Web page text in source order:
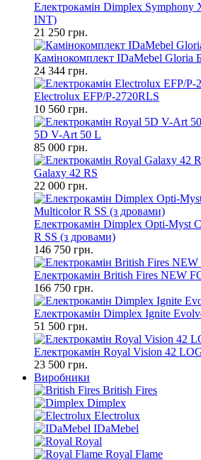
Електрокамін Dimplex
INT)
21 250 грн.
Камінокомплект IDaMebel Gloria
24 344 грн.
Electrolux EFP/P-2720RLS
10 560 грн.
5D V-Art 50 L
85 000 грн.
Galaxy 42 RS
22 000 грн.
Електрокамін Dimplex Opti-Myst
R SS (з дровами)
146 750 грн.
Електрокамін British Fires NEW
166 750 грн.
Електрокамін Dimplex Ignite
51 500 грн.
Електрокамін Royal Vision 42
23 500 грн.
Виробники
British Fires
Dimplex
Electrolux
IDaMebel
Royal
Royal Flame